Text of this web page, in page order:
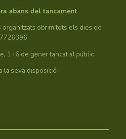
abans del tancament
organitzats obrim tots els dies de
1 i 6 de gener tancat al públic
la seva disposició